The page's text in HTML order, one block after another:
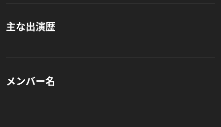
主な出演歴
メンバー名